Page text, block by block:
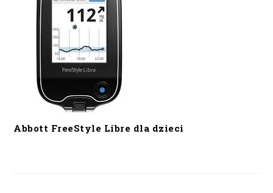
Abbott FreeStyle Libre dla dzieci